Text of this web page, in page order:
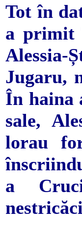
Tot în
a primit
Jugaru,
În haina
sale,
lorau
a